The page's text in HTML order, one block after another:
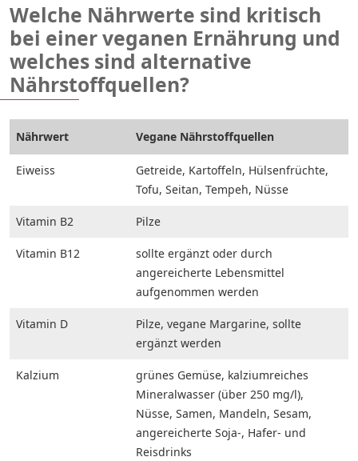
Welche Nährwerte sind kritisch
bei einer veganen Ernährung und
welches sind alternative
Nährstoffquellen?
Nährwert Vegane Nährstoffquellen
Eiweiss
Getreide, Kartoffeln, Hülsenfrüchte,
Tofu, Seitan, Tempeh, Nüsse
Vitamin B2 Pilze
Vitamin B12
sollte ergänzt oder durch
angereicherte Lebensmittel
aufgenommen werden
Vitamin D
Pilze, vegane Margarine, sollte
ergänzt werden
Kalzium
grünes Gemüse, kalziumreiches
Mineralwasser (über 250 mg/l),
Nüsse, Samen, Mandeln, Sesam,
angereicherte Soja-, Hafer- und
Reisdrinks